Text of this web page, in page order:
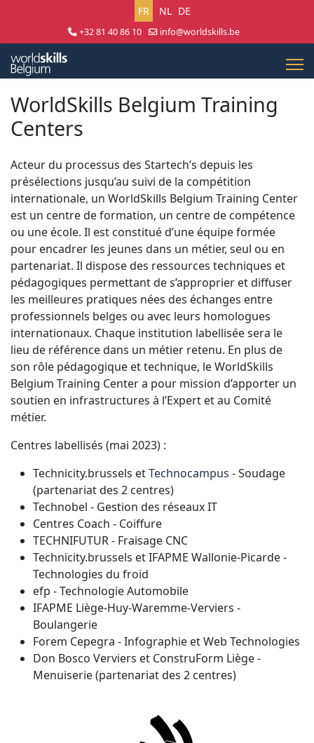
Sélectionnez votre langue
FR NL DE
+32 81 40 86 10
info@worldskills.be
WorldSkills Belgium Training
Centers
Acteur du processus des Startech’s depuis les
présélections jusqu’au suivi de la compétition
internationale, un WorldSkills Belgium Training Center
est un centre de formation, un centre de compétence
ou une école. Il est constitué d’une équipe formée
pour encadrer les jeunes dans un métier, seul ou en
partenariat. Il dispose des ressources techniques et
pédagogiques permettant de s’approprier et diffuser
les meilleures pratiques nées des échanges entre
professionnels belges ou avec leurs homologues
internationaux. Chaque institution labellisée sera le
lieu de référence dans un métier retenu. En plus de
son rôle pédagogique et technique, le WorldSkills
Belgium Training Center a pour mission d’apporter un
soutien en infrastructures à l’Expert et au Comité
métier.
Centres labellisés (mai 2023) :
Technicity.brussels etTechnocampus - Soudage
(partenariat des 2 centres)
Technobel - Gestion des réseaux IT
Centres Coach - Coiffure
TECHNIFUTUR - Fraisage CNC
Technicity.brussels et IFAPME Wallonie-Picarde -
Technologies du froid
efp - Technologie Automobile
IFAPME Liège-Huy-Waremme-Verviers -
Boulangerie
Forem Cepegra - Infographie et Web Technologies
Don Bosco Verviers et ConstruForm Liège -
Menuiserie (partenariat des 2 centres)